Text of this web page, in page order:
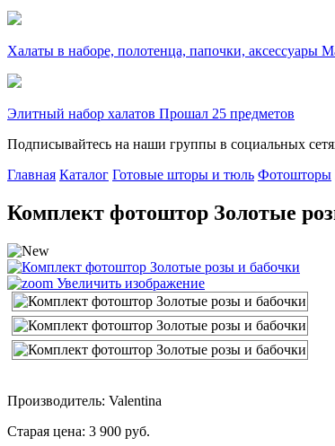
Халаты в наборе, полотенца, папочки, аксессуары
Элитный набор халатов Прошал 25 предметов
Подписывайтесь на наши группы в социальных
Главная Каталог Готовые шторы и тюль Фотошторы
Комплект фотоштор Золотые
Увеличить изображение
Производитель: Valentina
Старая цена: 3 900 руб.